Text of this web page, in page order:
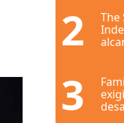
2
The
3